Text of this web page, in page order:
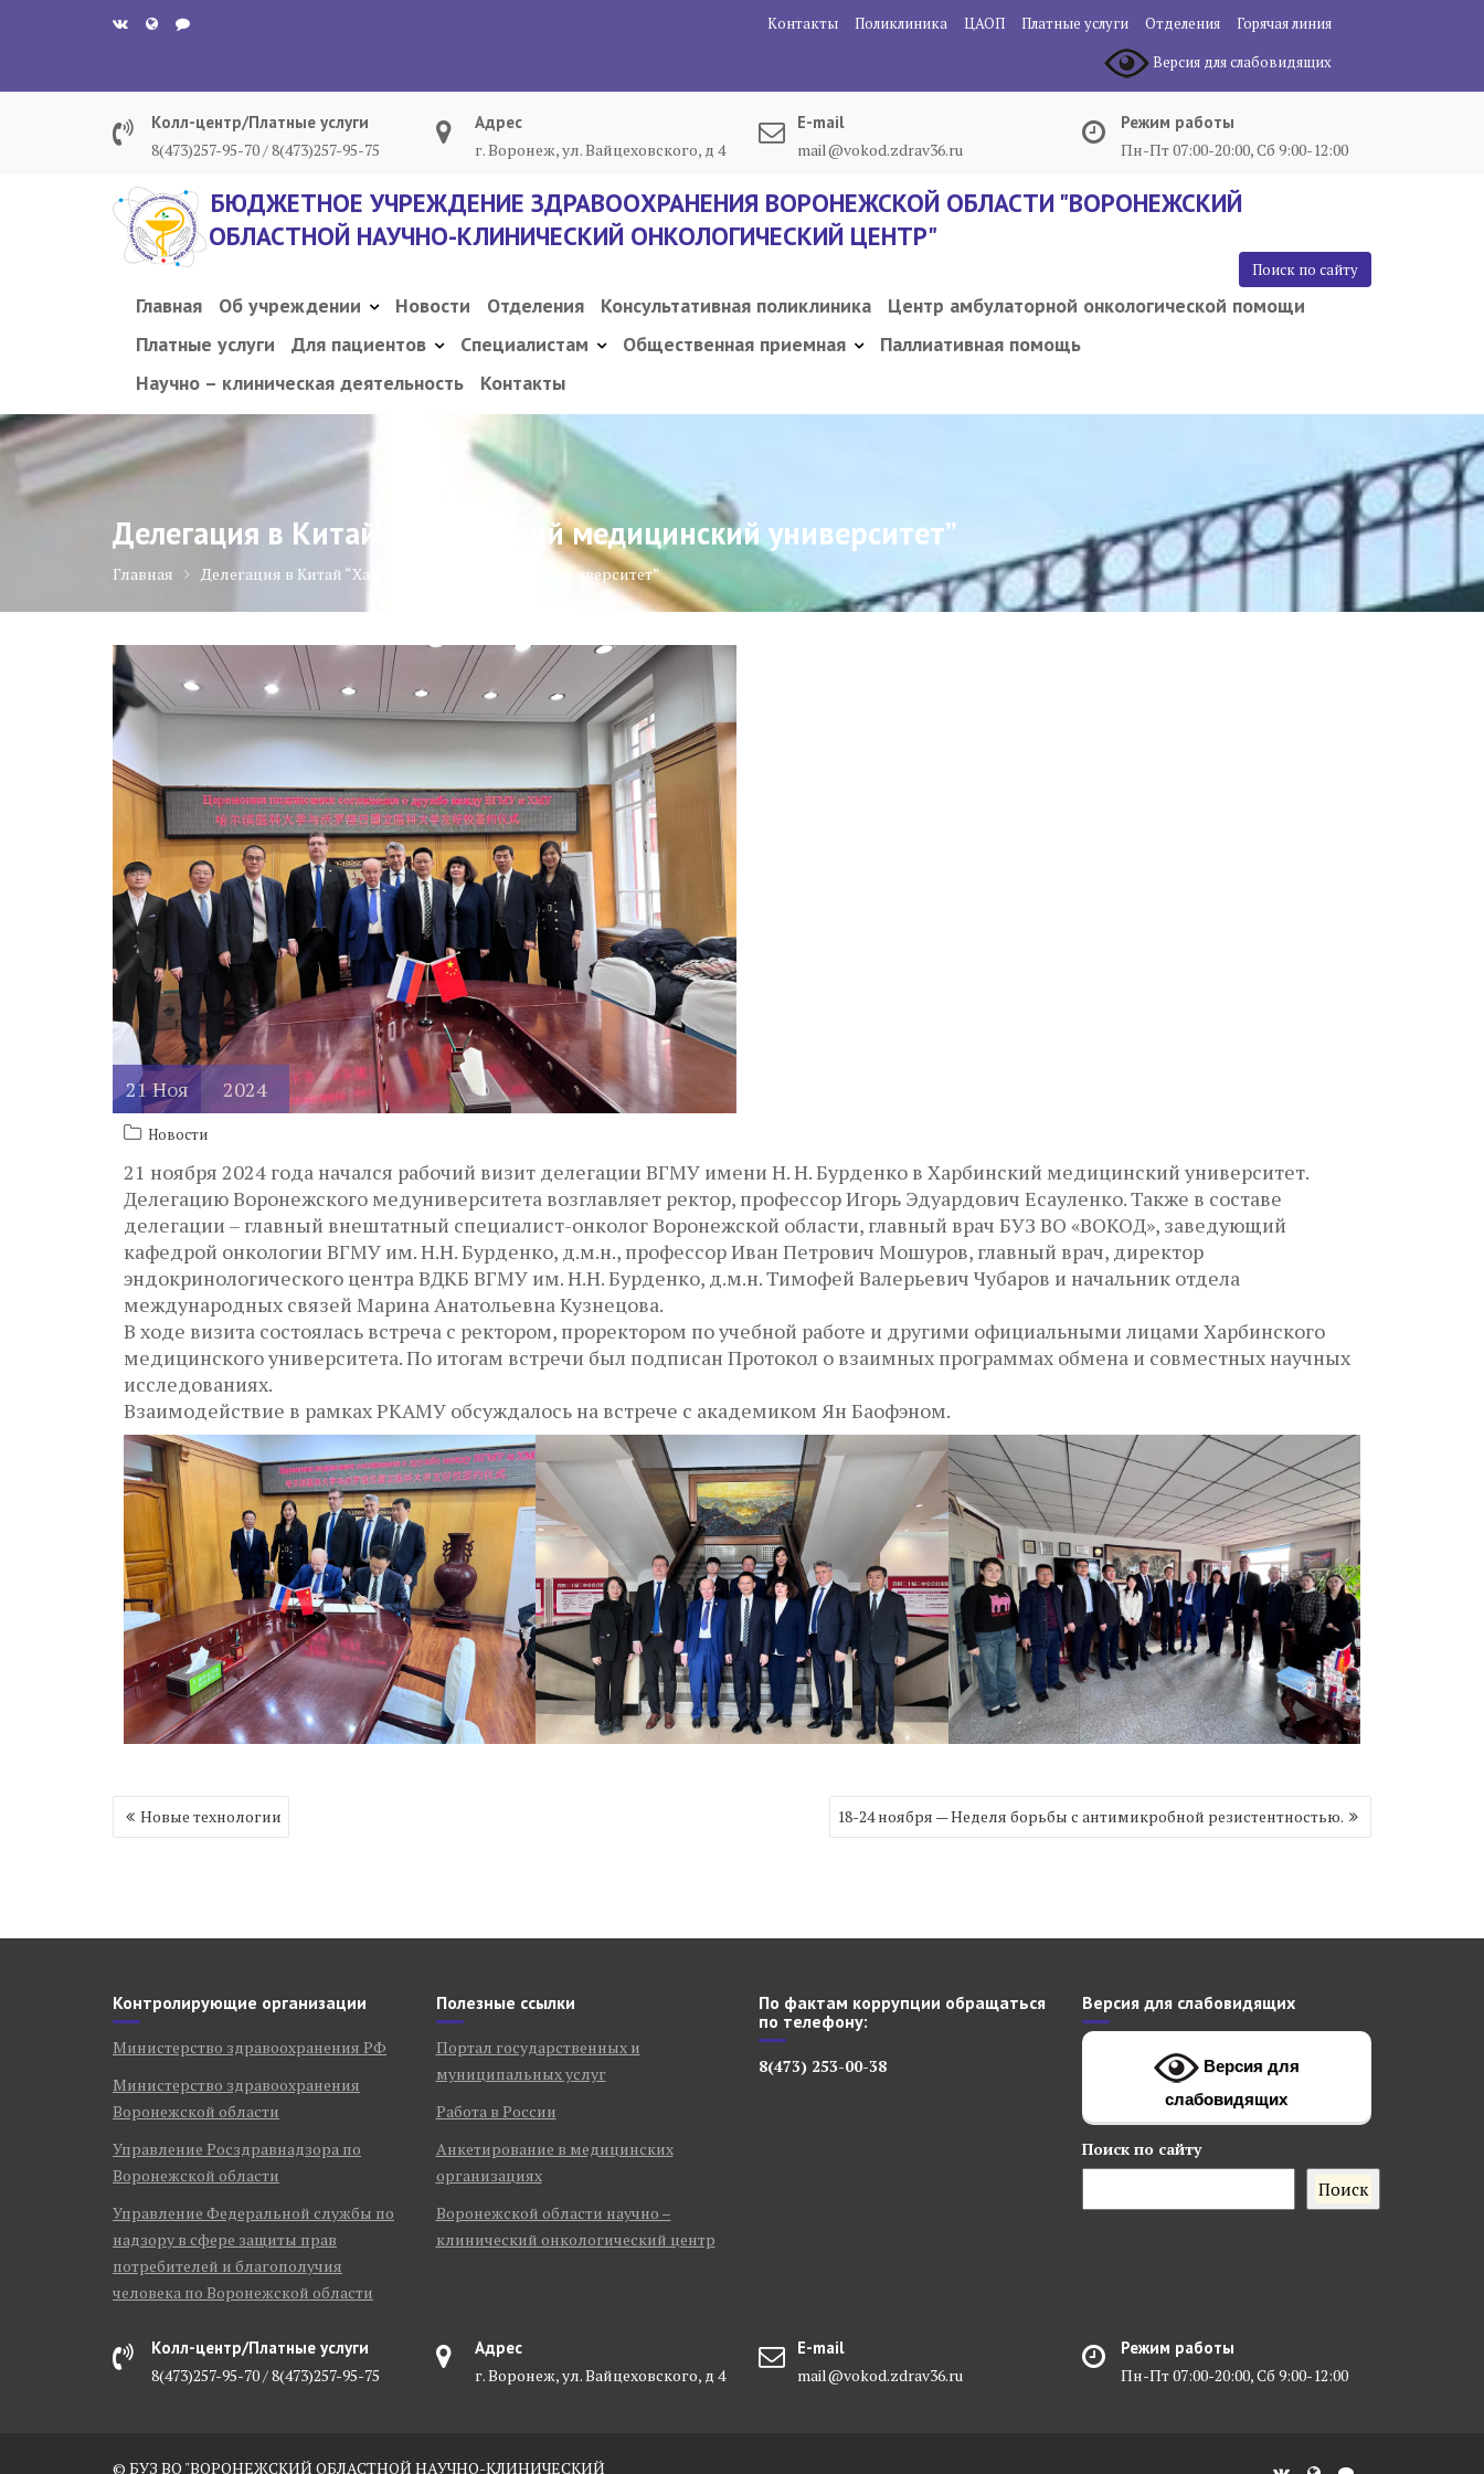
Контакты Поликлиника ЦАОП Платные услуги Отделения
Горячая линия
Версия для слабовидящих
Колл-центр/Платные услуги
8(473)257-95-70 / 8(473)257-95-75
Адрес
г. Воронеж, ул. Вайцеховского, д 4
E-mail
mail@vokod.zdrav36.ru
Режим работы
Пн-Пт 07:00-20:00, Сб 9:00-12:00
БЮДЖЕТНОЕ УЧРЕЖДЕНИЕ ЗДРАВООХРАНЕНИЯ ВОРОНЕЖСКОЙ ОБЛАСТИ "ВОРОНЕЖСКИЙ
ОБЛАСТНОЙ НАУЧНО-КЛИНИЧЕСКИЙ ОНКОЛОГИЧЕСКИЙ ЦЕНТР"
Поиск по сайту
Главная Об учреждении Новости Отделения Консультативная поликлиника
Центр амбулаторной онкологической помощи
Платные услуги
Для пациентов Специалистам Общественная приемная
Паллиативная помощь
Научно – клиническая деятельность
Контакты
Делегация в Китай “Харбинский медицинский университет”
Главная Делегация в Китай “Харбинский медицинский университет”
21Ноя 2024
Новости
21 ноября 2024 года начался рабочий визит делегации ВГМУ имени Н. Н. Бурденко в Харбинский медицинский университет.
Делегацию Воронежского медуниверситета возглавляет ректор, профессор Игорь Эдуардович Есауленко. Также в составе
делегации – главный внештатный специалист-онколог Воронежской области, главный врач БУЗ ВО «ВОКОД», заведующий
кафедрой онкологии ВГМУ им. Н.Н. Бурденко, д.м.н., профессор Иван Петрович Мошуров, главный врач, директор
эндокринологического центра ВДКБ ВГМУ им. Н.Н. Бурденко, д.м.н. Тимофей Валерьевич Чубаров и начальник отдела
международных связей Марина Анатольевна Кузнецова.
В ходе визита состоялась встреча с ректором, проректором по учебной работе и другими официальными лицами Харбинского
медицинского университета. По итогам встречи был подписан Протокол о взаимных программах обмена и совместных научных
исследованиях.
Взаимодействие в рамках РКАМУ обсуждалось на встрече с академиком Ян Баофэном.
Навигация
по
Новые технологии 18-24 ноября — Неделя борьбы с антимикробной резистентностью.
Контролирующие организации
Министерство здравоохранения РФ
Министерство здравоохранения
Воронежской области
Управление Росздравнадзора по
Воронежской области
Управление Федеральной службы по
надзору в сфере защиты прав
потребителей и благополучия
человека по Воронежской области
Полезные ссылки
Портал государственных и
муниципальных услуг
Работа в России
Анкетирование в медицинских
организациях
Воронежской области научно –
клинический онкологический центр
По фактам коррупции обращаться
по телефону:
8(473) 253-00-38
Версия для слабовидящих
Версия для
слабовидящих
Поискпо сайту
Поиск
Колл-центр/Платные услуги
8(473)257-95-70 / 8(473)257-95-75
Адрес
г. Воронеж, ул. Вайцеховского, д 4
E-mail
mail@vokod.zdrav36.ru
Режим работы
Пн-Пт 07:00-20:00, Сб 9:00-12:00
© БУЗ ВО "ВОРОНЕЖСКИЙ ОБЛАСТНОЙ НАУЧНО-КЛИНИЧЕСКИЙ